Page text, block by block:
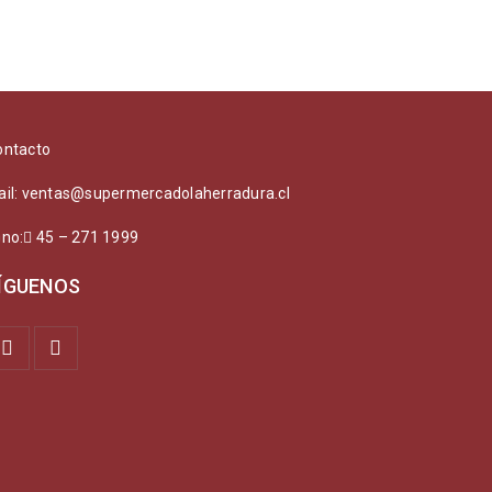
ventas@supermercadolaherradura.cl
45 – 271 1999